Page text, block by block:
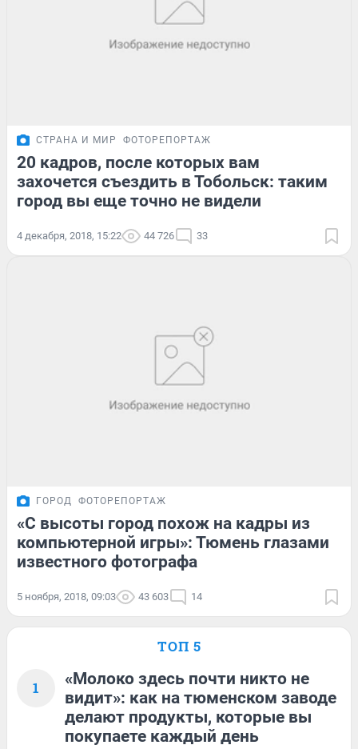
СТРАНА И МИР ФОТОРЕПОРТАЖ
20 кадров, после которых вам
захочется съездить в Тобольск: таким
город вы еще точно не видели
4 декабря, 2018, 15:22 44 726 33
ГОРОД ФОТОРЕПОРТАЖ
«С высоты город похож на кадры из
компьютерной игры»: Тюмень глазами
известного фотографа
5 ноября, 2018, 09:03 43 603 14
ТОП 5
1
«Молоко здесь почти никто не
видит»: как на тюменском заводе
делают продукты, которые вы
покупаете каждый день